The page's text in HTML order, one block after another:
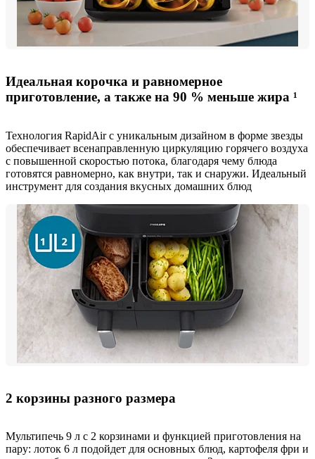
Идеальная корочка и равномерное
приготовление, а также на 90 % меньше жира ¹
Технология RapidAir с уникальным дизайном в форме звезды
обеспечивает всенаправленную циркуляцию горячего воздуха
с повышенной скоростью потока, благодаря чему блюда
готовятся равномерно, как внутри, так и снаружи. Идеальный
инструмент для создания вкусных домашних блюд
2 корзины разного размера
Мультипечь 9 л с 2 корзинами и функцией приготовления на
пару: лоток 6 л подойдет для основных блюд, картофеля фри и